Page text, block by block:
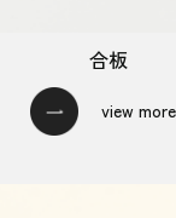
合板
view more